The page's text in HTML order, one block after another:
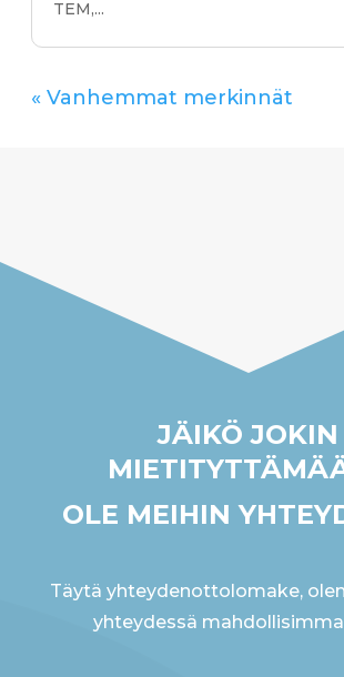
TEM,...
« Vanhemmat merkinnät
JÄIKÖ JOKIN
OLE MEIHIN
Täytä yhteydenottolomake,
yhteydessä